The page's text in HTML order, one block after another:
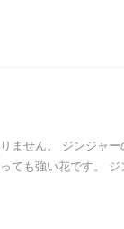
ません。 ジンジャー
ても強い花です。